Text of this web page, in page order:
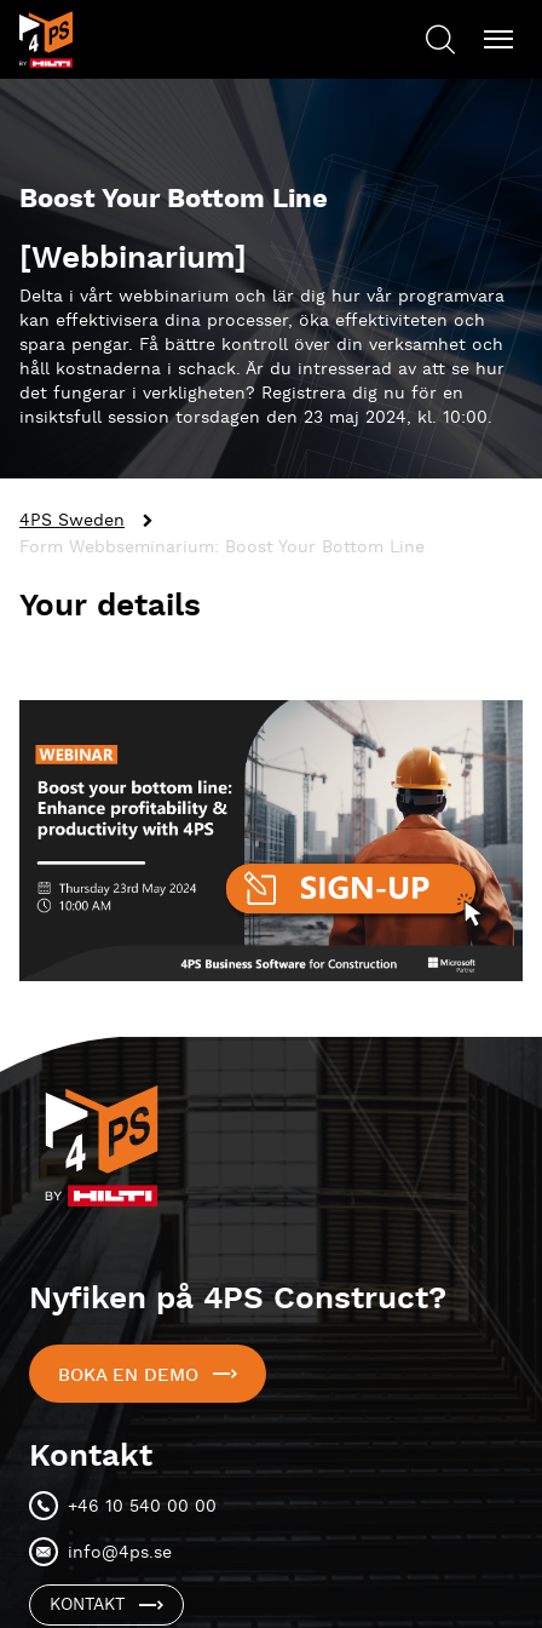
Boost Your Bottom Line
[Webbinarium]
Delta i vårt webbinarium och lär dig hur vår programvara
kan effektivisera dina processer, öka effektiviteten och
spara pengar. Få bättre kontroll över din verksamhet och
håll kostnaderna i schack. Är du intresserad av att se hur
det fungerar i verkligheten? Registrera dig nu för en
insiktsfull session torsdagen den 23 maj 2024, kl. 10:00.
4PS Sweden
Form Webbseminarium: Boost Your Bottom Line
Your details
Nyfiken på 4PS Construct?
BOKA EN DEMO
Kontakt
+46 10 540 00 00
info@4ps.se
KONTAKT